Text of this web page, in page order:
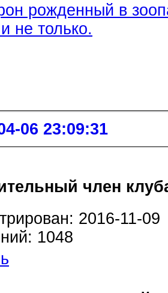
рожденный в
не только.
06 23:09:31
член
2016-11-09
1048